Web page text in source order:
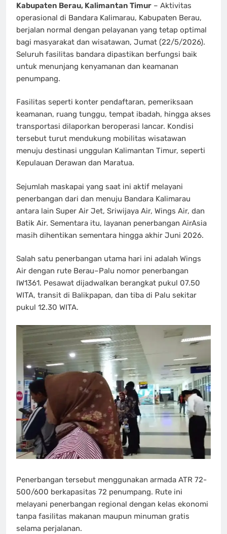
Kabupaten Berau, Kalimantan Timur – Aktivitas
operasional di Bandara Kalimarau, Kabupaten Berau,
berjalan normal dengan pelayanan yang tetap optimal
bagi masyarakat dan wisatawan, Jumat (22/5/2026).
Seluruh fasilitas bandara dipastikan berfungsi baik
untuk menunjang kenyamanan dan keamanan
penumpang.
Fasilitas seperti konter pendaftaran, pemeriksaan
keamanan, ruang tunggu, tempat ibadah, hingga akses
transportasi dilaporkan beroperasi lancar. Kondisi
tersebut turut mendukung mobilitas wisatawan
menuju destinasi unggulan Kalimantan Timur, seperti
Kepulauan Derawan dan Maratua.
Sejumlah maskapai yang saat ini aktif melayani
penerbangan dari dan menuju Bandara Kalimarau
antara lain Super Air Jet, Sriwijaya Air, Wings Air, dan
Batik Air. Sementara itu, layanan penerbangan AirAsia
masih dihentikan sementara hingga akhir Juni 2026.
Salah satu penerbangan utama hari ini adalah Wings
Air dengan rute Berau–Palu nomor penerbangan
IW1361. Pesawat dijadwalkan berangkat pukul 07.50
WITA, transit di Balikpapan, dan tiba di Palu sekitar
pukul 12.30 WITA.
Penerbangan tersebut menggunakan armada ATR 72-
500/600 berkapasitas 72 penumpang. Rute ini
melayani penerbangan regional dengan kelas ekonomi
tanpa fasilitas makanan maupun minuman gratis
selama perjalanan.